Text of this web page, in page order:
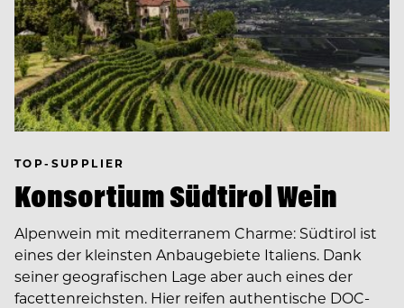
TOP-SUPPLIER
Konsortium Südtirol Wein
Alpenwein mit mediterranem Charme: Südtirol ist
eines der kleinsten Anbaugebiete Italiens. Dank
seiner geografischen Lage aber auch eines der
facettenreichsten. Hier reifen authentische DOC-